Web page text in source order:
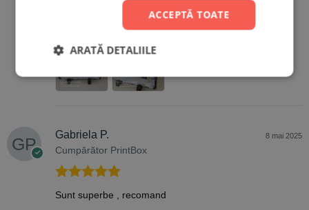
Foarte frumoasa.exact ca în poza.recomand cu
Gabriela P.
Cumpărător PrintBox
8 mai 2025
Evaluat la
din 5
Sunt superbe , recomand
ACCEPTĂ TOATE
ARATĂ DETALIILE